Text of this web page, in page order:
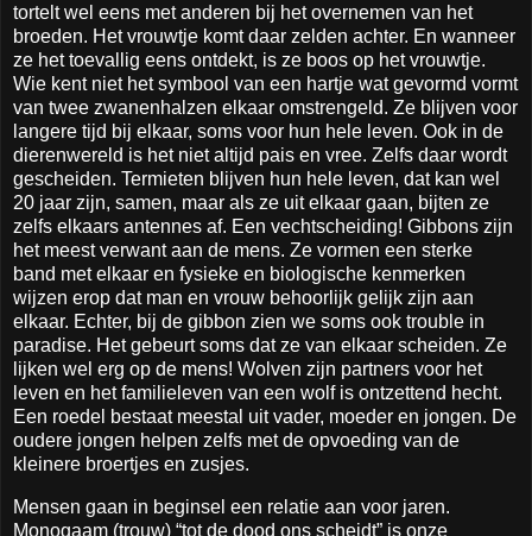
tortelt wel eens met anderen bij het overnemen van het
broeden. Het vrouwtje komt daar zelden achter. En wanneer
ze het toevallig eens ontdekt, is ze boos op het vrouwtje.
Wie kent niet het symbool van een hartje wat gevormd vormt
van twee zwanenhalzen elkaar omstrengeld. Ze blijven voor
langere tijd bij elkaar, soms voor hun hele leven. Ook in de
dierenwereld is het niet altijd pais en vree. Zelfs daar wordt
gescheiden. Termieten blijven hun hele leven, dat kan wel
20 jaar zijn, samen, maar als ze uit elkaar gaan, bijten ze
zelfs elkaars antennes af. Een vechtscheiding! Gibbons zijn
het meest verwant aan de mens. Ze vormen een sterke
band met elkaar en fysieke en biologische kenmerken
wijzen erop dat man en vrouw behoorlijk gelijk zijn aan
elkaar. Echter, bij de gibbon zien we soms ook trouble in
paradise. Het gebeurt soms dat ze van elkaar scheiden. Ze
lijken wel erg op de mens! Wolven zijn partners voor het
leven en het familieleven van een wolf is ontzettend hecht.
Een roedel bestaat meestal uit vader, moeder en jongen. De
oudere jongen helpen zelfs met de opvoeding van de
kleinere broertjes en zusjes.
Mensen gaan in beginsel een relatie aan voor jaren.
Monogaam (trouw) “tot de dood ons scheidt” is onze